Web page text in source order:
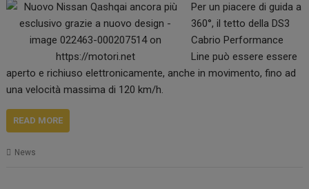
Per un piacere di guida a
360°, il tetto della DS3
Cabrio Performance
Line può essere essere
aperto e richiuso elettronicamente, anche in movimento, fino ad
una velocità massima di 120 km/h.
READ MORE
News